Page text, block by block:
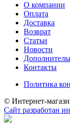
О компании
Оплата
Доставка
Возврат
Статьи
Новости
Контакты
Политика
© Интернет-
Сайт разработан